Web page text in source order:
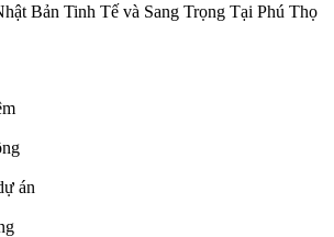
Bản Tinh Tế và Sang Trọng Tại Phú Thọ
án